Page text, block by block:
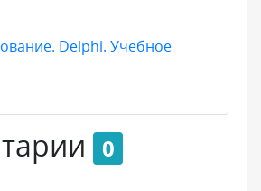
Delphi. Учебное
0